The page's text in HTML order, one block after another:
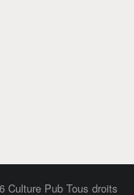
Culture Pub Tous droits